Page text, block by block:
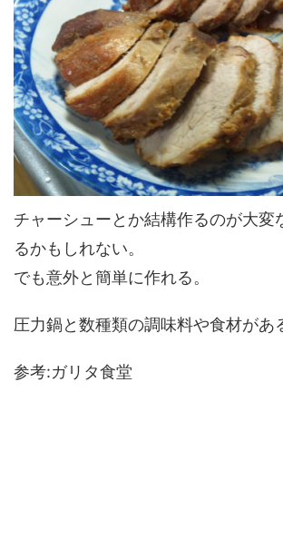
チャーシューとか結構作るのが大変
るかもしれない。
でも意外と簡単に作れる。
圧力鍋と数種類の調味料や食材があ
参考:ガリタ食堂